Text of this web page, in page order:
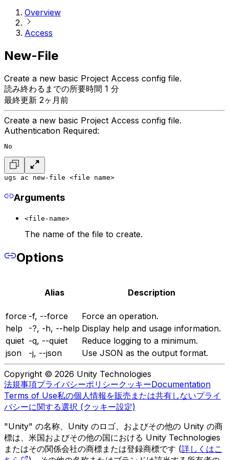
Overview
Access
New-File
Create a new basic Project Access config file.
読み終わるまでの所要時間 1 分
最終更新 2ヶ月前
Create a new basic Project Access config file.
Authentication Required:
No
ugs ac new-file <file name>
Arguments
<file-name>
The name of the file to create.
Options
Alias Description
force -f, --force
Force an operation.
help
-?, -h, --help Display help and usage information.
quiet -q, --quiet
Reduce logging to a minimum.
json
-j, --json Use JSON as the output format.
Copyright © 2026 Unity Technologies
法規事項プライバシーポリシークッキーDocumentation
Terms of Use私の個人情報を販売または共有しないプライ
バシーに関する選択 (クッキー設定)
"Unity" の名称、Unity のロゴ、およびその他の Unity の商
標は、米国およびその他の国における Unity Technologies
またはその関係会社の商標または登録商標です (詳しくはこ